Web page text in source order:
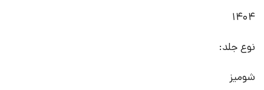
1404
نوع جلد:
شومیز